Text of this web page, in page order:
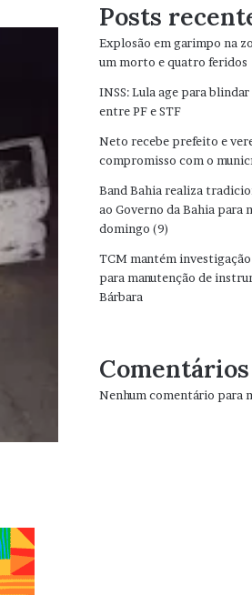
Posts
Explosão em garimpo na
um morto e quatro feridos
INSS: Lula age para
entre PF e STF
Neto recebe prefeito e
compromisso com o
Band Bahia realiza
ao Governo da Bahia para
domingo (9)
TCM mantém
para manutenção de
Bárbara
Comentários
Nenhum comentário para